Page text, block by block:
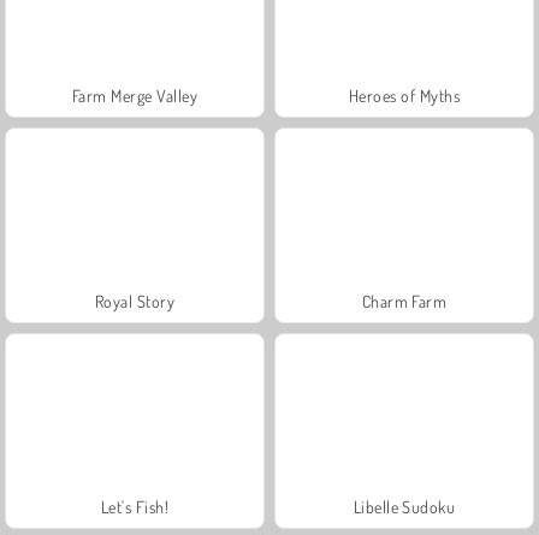
Farm Merge Valley Heroes of Myths
Royal Story Charm Farm
Let's Fish! Libelle Sudoku